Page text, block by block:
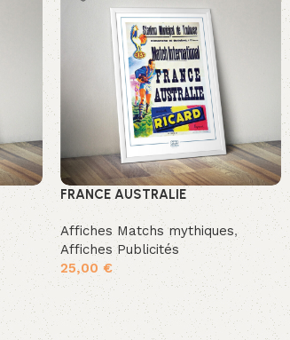
FRANCE AUSTRALIE
Affiches Matchs mythiques,
Affiches Publicités
25,00€
Ajouter au panier